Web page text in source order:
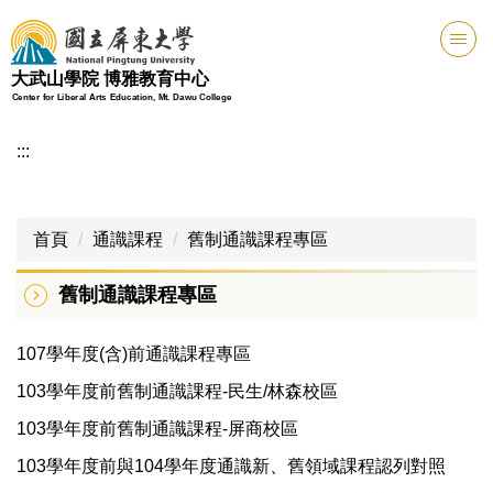
跳
到
主
要
容
大武山學院 博雅教育中心
Center for Liberal Arts Education, Mt. Dawu College
:::
首頁 通識課程 舊制通識課程專區
舊制通識課程專區
107學年度(含)前通識課程專區
103學年度前舊制通識課程-民生/林森校區
103學年度前舊制通識課程-屏商校區
103學年度前與104學年度通識新、舊領域課程認列對照